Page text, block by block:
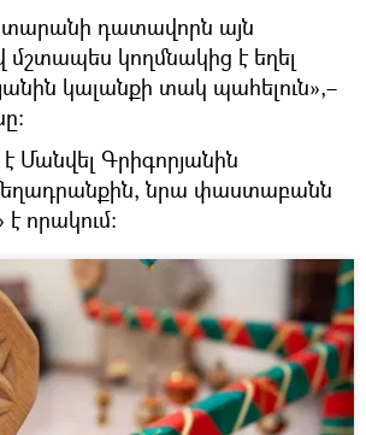
դատավորն այն
կողմնակից է եղել
կալանքի տակ պահելուն»,–
Մանվել Գրիգորյանին
նրա փաստաբանն
որակում։